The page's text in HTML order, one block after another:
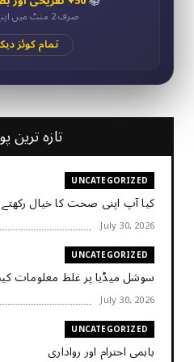
صرف 2 منٹ میں اپنے آپ کو جانیں
تمام کوئز
تازہ
UNCATEGORIZED
کیا آپ اپنی صحت کا خیال
July 30, 2026
UNCATEGORIZED
سوشل میڈیا پر غلط معلومات
July 30, 2026
UNCATEGORIZED
باہمی احترام اور رواداری